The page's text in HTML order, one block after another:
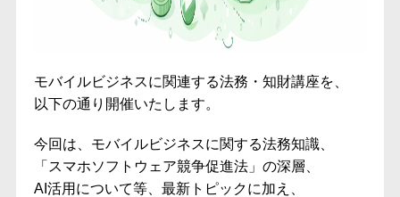
モバイルビジネスに関連する法務・知財講座を、
以下の通り開催いたします。
今回は、モバイルビジネスに関する法務知識、
「スマホソフトウェア競争促進法」の深層、
AI活用について等、最新トピックに加え、